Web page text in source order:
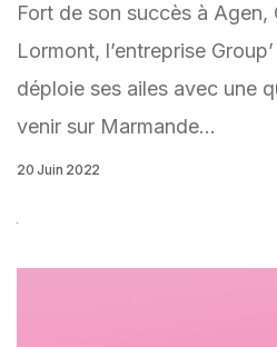
Fort de son succès à Agen,
Lormont, l’entreprise
déploie ses ailes avec une
venir sur Marmande...
20 Juin 2022